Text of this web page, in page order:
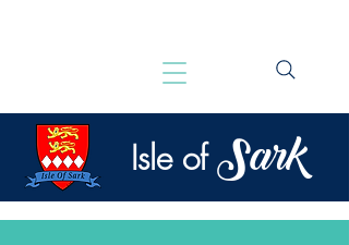
Isle of Sark